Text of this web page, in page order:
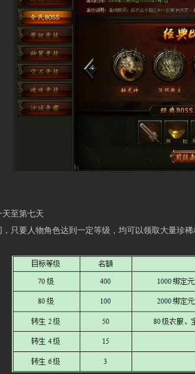
至第七天
要人物角色达到一定等级，均可以领取大量珍稀